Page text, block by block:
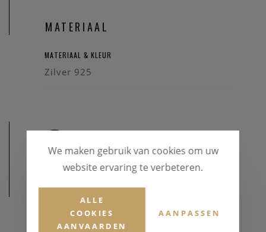
MATERIAAL
MATERIAAL & KLEUR
Zilver 925
AFMETINGEN
We maken gebruik van cookies om uw
website ervaring te verbeteren.
ALLE
COOKIES
AANVAARDEN
AANPASSEN